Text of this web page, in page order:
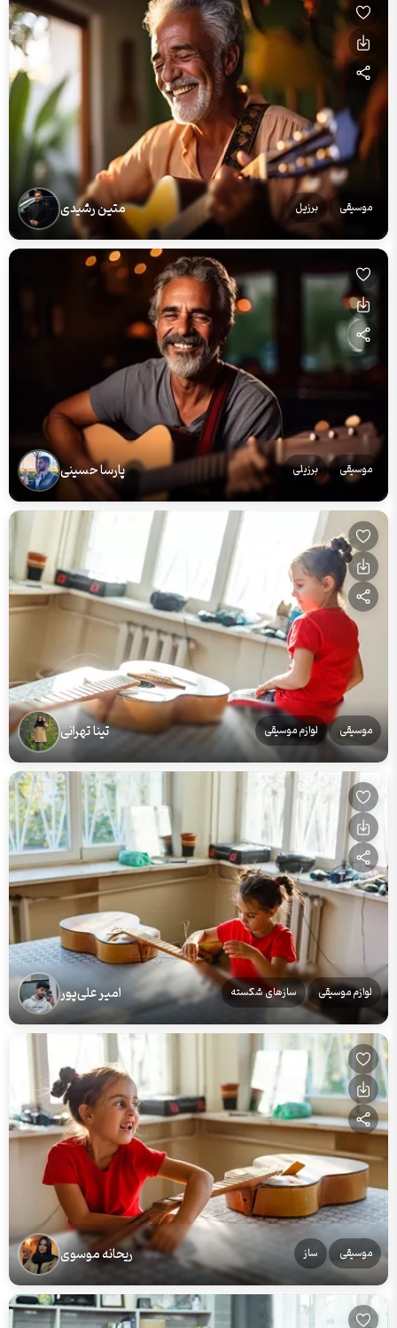
موسیقی برزیل متین رشیدی
موسیقی برزیلی پارسا حسینی
موسیقی لوازم موسیقی تینا تهرانی
لوازم موسیقی سازهای شکسته امیر علی‌پور
موسیقی ساز ریحانه موسوی